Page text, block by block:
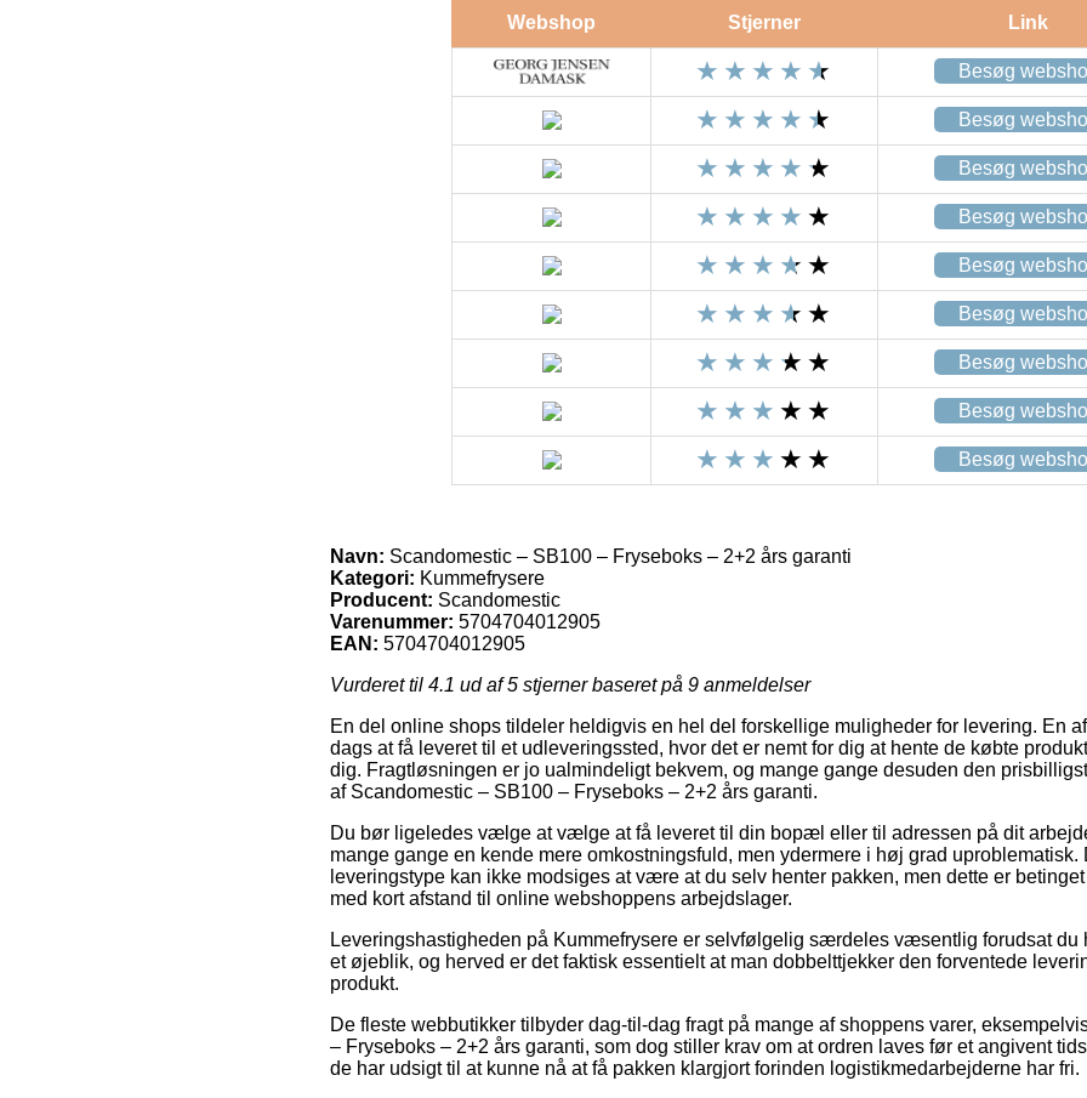
Webshop Stjerner Link
Besøg
Besøg
Besøg
Besøg
Besøg
Besøg
Besøg
Besøg
Besøg
Navn: Scandomestic – SB100 – Fryseboks – 2+2 års garanti
Kategori: Kummefrysere
Producent: Scandomestic
Varenummer: 5704704012905
EAN: 5704704012905
Vurderet til 4.1 ud af 5 stjerner baseret på 9 anmeldelser
En del online shops tildeler heldigvis en hel del forskellige muligheder for levering. En
dags at få leveret til et udleveringssted, hvor det er nemt for dig at hente de købte
dig. Fragtløsningen er jo ualmindeligt bekvem, og mange gange desuden den
af Scandomestic – SB100 – Fryseboks – 2+2 års garanti.
Du bør ligeledes vælge at vælge at få leveret til din bopæl eller til adressen på dit
mange gange en kende mere omkostningsfuld, men ydermere i høj grad
leveringstype kan ikke modsiges at være at du selv henter pakken, men dette er
med kort afstand til online webshoppens arbejdslager.
Leveringshastigheden på Kummefrysere er selvfølgelig særdeles væsentlig forudsat du
et øjeblik, og herved er det faktisk essentielt at man dobbelttjekker den forventede
produkt.
De fleste webbutikker tilbyder dag-til-dag fragt på mange af shoppens varer,
– Fryseboks – 2+2 års garanti, som dog stiller krav om at ordren laves før et angivent
de har udsigt til at kunne nå at få pakken klargjort forinden logistikmedarbejderne har fri.